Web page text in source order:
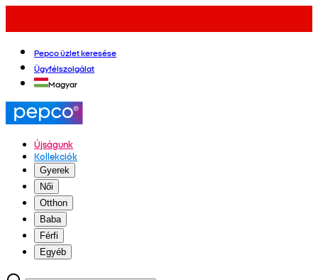
Pepco üzlet keresése
Ügyfélszolgálat
Magyar
Újságunk
Kollekciók
Gyerek
Női
Otthon
Baba
Férfi
Egyéb